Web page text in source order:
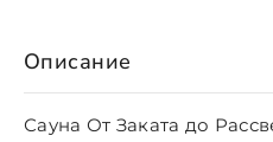
Описание
Сауна От Заката до